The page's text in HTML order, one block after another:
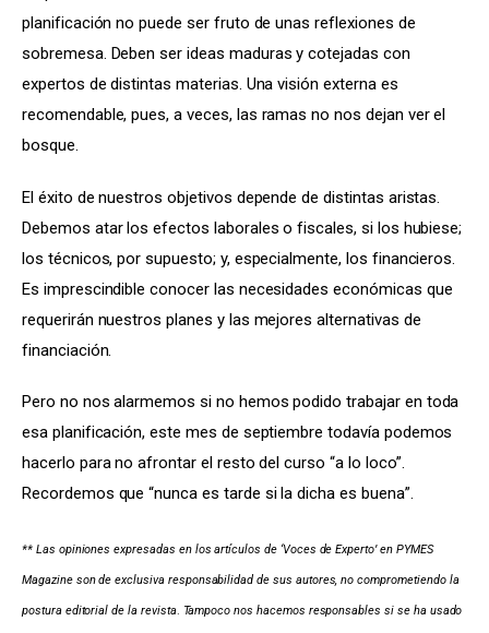
planificación no puede ser fruto de unas reflexiones de
sobremesa. Deben ser ideas maduras y cotejadas con
expertos de distintas materias. Una visión externa es
recomendable, pues, a veces, las ramas no nos dejan ver el
bosque.
El éxito de nuestros objetivos depende de distintas aristas.
Debemos atar los efectos laborales o fiscales, si los hubiese;
los técnicos, por supuesto; y, especialmente, los financieros.
Es imprescindible conocer las necesidades económicas que
requerirán nuestros planes y las mejores alternativas de
financiación.
Pero no nos alarmemos si no hemos podido trabajar en toda
esa planificación, este mes de septiembre todavía podemos
hacerlo para no afrontar el resto del curso “a lo loco”.
Recordemos que “nunca es tarde si la dicha es buena”.
** Las opiniones expresadas en los artículos de ‘Voces de Experto’ en PYMES
Magazine son de exclusiva responsabilidad de sus autores, no comprometiendo la
postura editorial de la revista. Tampoco nos hacemos responsables si se ha usado